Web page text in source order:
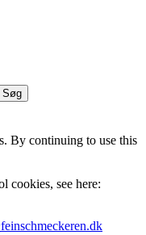
By continuing to use this
cookies, see here: